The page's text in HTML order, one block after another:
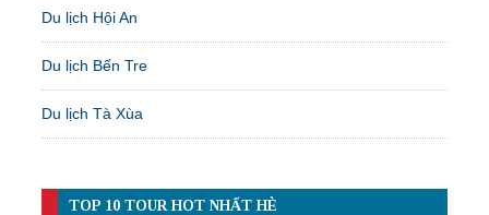
Du lịch Hội An
Du lịch Bến Tre
Du lịch Tà Xùa
TOP 10 TOUR HOT NHẤT HÈ